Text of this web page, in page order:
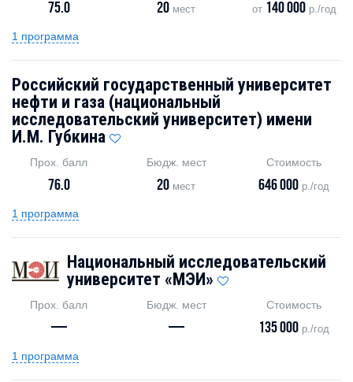
75.0 20 мест от 140 000р./год
1 программа
Российский государственный университет
нефти и газа (национальный
исследовательский университет) имени
И.М. Губкина
Прох. балл
76.0
Бюдж. мест
20 мест
Стоимость
646 000 р./год
1 программа
Национальный исследовательский
университет «МЭИ»
Прох. балл
—
Бюдж. мест
—
Стоимость
135 000 р./год
1 программа